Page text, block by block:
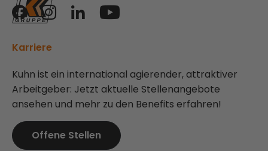
Karriere
Kuhn ist ein international agierender, attraktiver
Arbeitgeber: Jetzt aktuelle Stellenangebote
ansehen und mehr zu den Benefits erfahren!
Offene Stellen